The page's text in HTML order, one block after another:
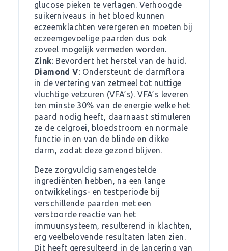
glucose pieken te verlagen. Verhoogde
suikerniveaus in het bloed kunnen
eczeemklachten verergeren en moeten bij
eczeemgevoelige paarden dus ook
zoveel mogelijk vermeden worden.
Zink: Bevordert het herstel van de huid.
Diamond V: Ondersteunt de darmflora
in de vertering van zetmeel tot nuttige
vluchtige vetzuren (VFA’s). VFA’s leveren
ten minste 30% van de energie welke het
paard nodig heeft, daarnaast stimuleren
ze de celgroei, bloedstroom en normale
functie in en van de blinde en dikke
darm, zodat deze gezond blijven.
Deze zorgvuldig samengestelde
ingrediënten hebben, na een lange
ontwikkelings- en testperiode bij
verschillende paarden met een
verstoorde reactie van het
immuunsysteem, resulterend in klachten,
erg veelbelovende resultaten laten zien.
Dit heeft geresulteerd in de lancering van